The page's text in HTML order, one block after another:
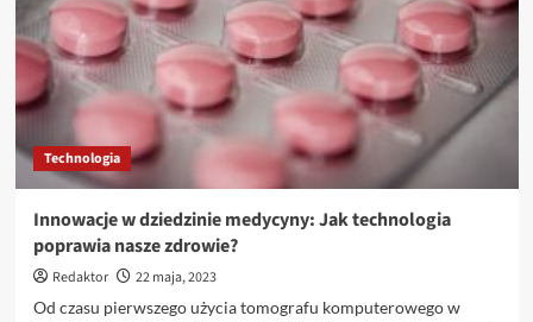
produkowanych
odpadów?
Technologia
Innowacje w dziedzinie medycyny: Jak technologia
poprawia nasze zdrowie?
Redaktor
22 maja, 2023
Od czasu pierwszego użycia tomografu komputerowego w